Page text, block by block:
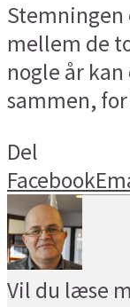
Stemningen
mellem de
nogle år
sammen,
Del
Facebook
Vil du læse